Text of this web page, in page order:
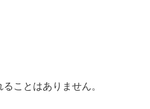
ことはありません。